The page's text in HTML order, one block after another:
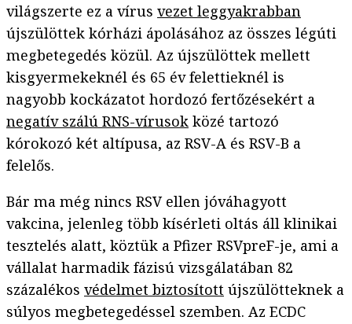
világszerte ez a vírus vezet leggyakrabban
újszülöttek kórházi ápolásához az összes légúti
megbetegedés közül. Az újszülöttek mellett
kisgyermekeknél és 65 év felettieknél is
nagyobb kockázatot hordozó fertőzésekért a
negatív szálú RNS-vírusok közé tartozó
kórokozó két altípusa, az RSV-A és RSV-B a
felelős.
Bár ma még nincs RSV ellen jóváhagyott
vakcina, jelenleg több kísérleti oltás áll klinikai
tesztelés alatt, köztük a Pfizer RSVpreF-je, ami a
vállalat harmadik fázisú vizsgálatában 82
százalékos védelmet biztosított újszülötteknek a
súlyos megbetegedéssel szemben. Az ECDC